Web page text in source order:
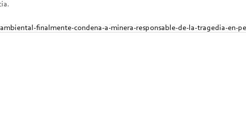
finalmente-condena-a-minera-responsable-de-la-tragedia-en-